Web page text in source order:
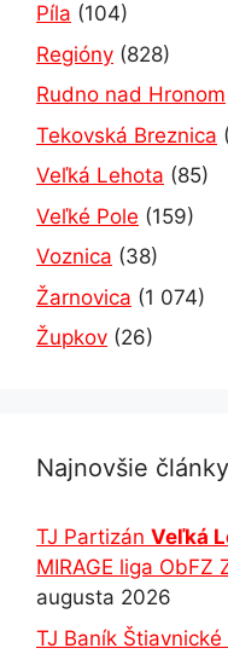
Píla (104)
Regióny (828)
Rudno nad Hronom
Tekovská Breznica
Veľká Lehota (85)
Veľké Pole (159)
Voznica (38)
Žarnovica (1 074)
Župkov (26)
Najnovšie články
TJ Partizán Veľká
MIRAGE liga ObFZ
augusta 2026
TJ Baník